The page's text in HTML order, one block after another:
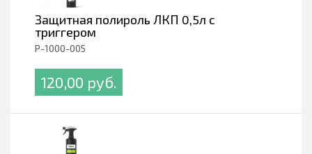
Защитная полироль ЛКП 0,5л с
триггером
P-1000-005
120,00 pуб.